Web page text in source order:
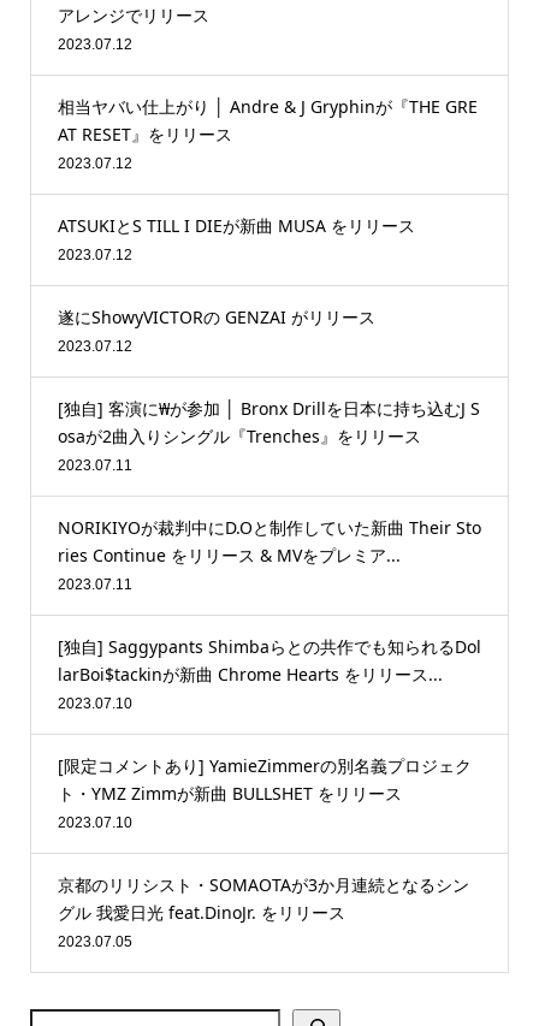
アレンジでリリース
2023.07.12
相当ヤバい仕上がり │ Andre & J Gryphinが『THE GRE
AT RESET』をリリース
2023.07.12
ATSUKIとS TILL I DIEが新曲 MUSA をリリース
2023.07.12
遂にShowyVICTORの GENZAI がリリース
2023.07.12
[独自] 客演に₩が参加 │ Bronx Drillを日本に持ち込むJ S
osaが2曲入りシングル『Trenches』をリリース
2023.07.11
NORIKIYOが裁判中にD.Oと制作していた新曲 Their Sto
ries Continue をリリース & MVをプレミア...
2023.07.11
[独自] Saggypants Shimbaらとの共作でも知られるDol
larBoi$tackinが新曲 Chrome Hearts をリリース...
2023.07.10
[限定コメントあり] YamieZimmerの別名義プロジェク
ト・YMZ Zimmが新曲 BULLSHET をリリース
2023.07.10
京都のリリシスト・SOMAOTAが3か月連続となるシン
グル 我愛日光 feat.DinoJr. をリリース
2023.07.05